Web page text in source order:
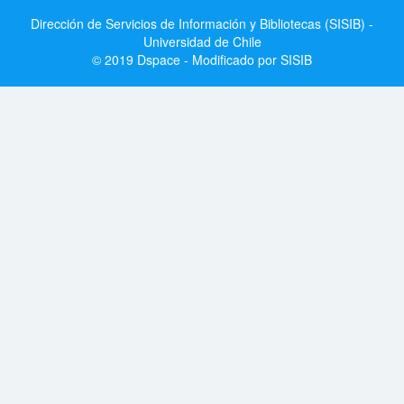
Dirección de Servicios de Información y Bibliotecas (SISIB) -
Universidad de Chile
© 2019 Dspace - Modificado por SISIB